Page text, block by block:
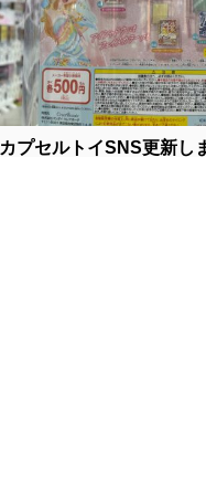
カプセルトイSNS更新し